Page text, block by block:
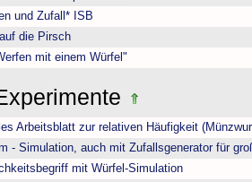
und Zufall* ISB
die Pirsch
mit einem Würfel"
Arbeitsblatt zur relativen Häufigkeit
- Simulation, auch mit Zufallsgenerator für
mit Würfel-Simulation